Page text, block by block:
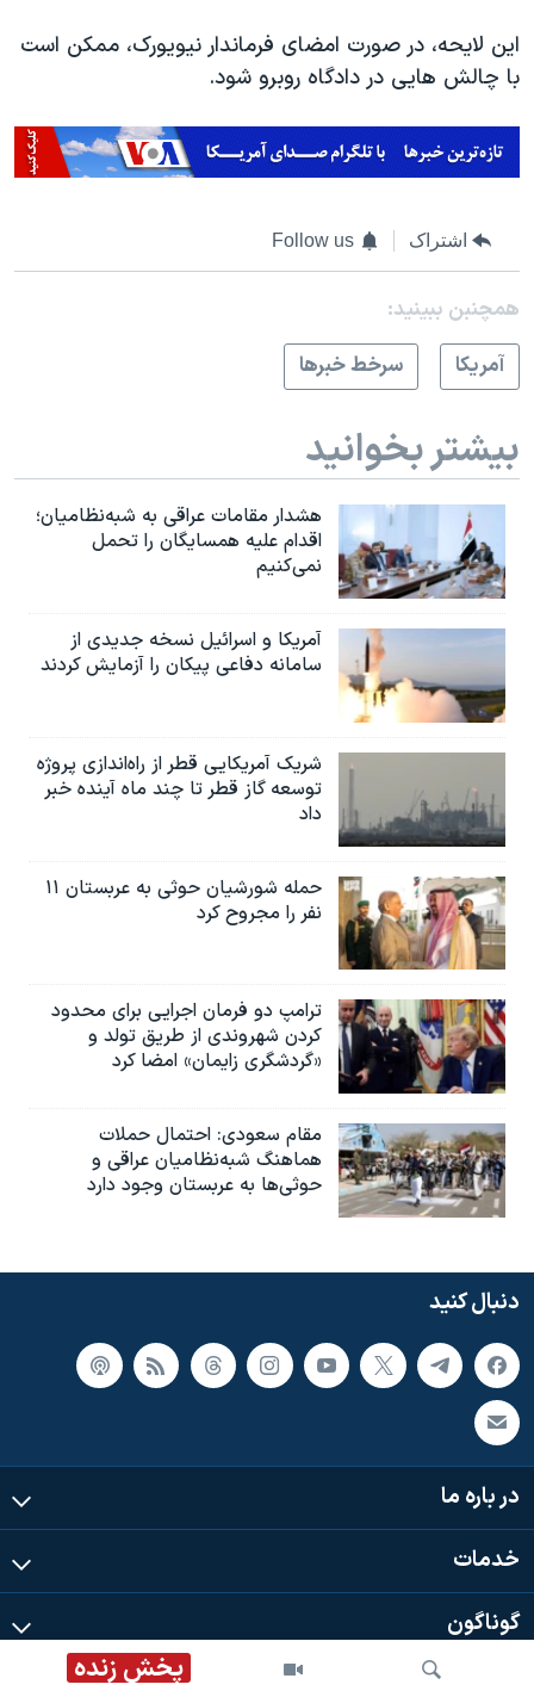
پخش زنده
این لایحه، در صورت امضای فرماندار نیویورک، ممکن است
با چالش هایی در دادگاه روبرو شود.
اشتراک Follow us
همچنبن ببینید:
آمريکا
سرخط خبرها
بیشتر بخوانید
هشدار مقامات عراقی به شبه‌نظامیان؛
اقدام علیه همسایگان را تحمل
نمی‌کنیم
آمریکا و اسرائیل نسخه جدیدی از
سامانه دفاعی پیکان را آزمایش کردند
شریک آمریکایی قطر از راه‌اندازی پروژه
توسعه گاز قطر تا چند ماه آینده خبر
داد
حمله شورشیان حوثی به عربستان ۱۱
نفر را مجروح کرد
ترامپ دو فرمان اجرایی برای محدود
کردن شهروندی از طریق تولد و
«گردشگری زایمان» امضا کرد
مقام سعودی: احتمال حملات
هماهنگ شبه‌نظامیان عراقی و
حوثی‌ها به عربستان وجود دارد
دنبال کنید
در باره ما
خدمات
گوناگون